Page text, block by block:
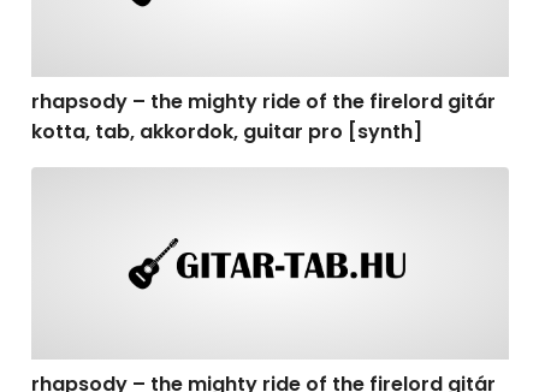
rhapsody – the mighty ride of the firelord gitár
kotta, tab, akkordok, guitar pro [synth]
rhapsody – the mighty ride of the firelord gitár